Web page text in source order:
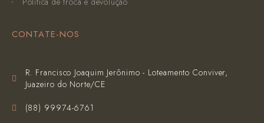
CONTATE-NOS
R. Francisco Joaquim Jerônimo - Loteamento Conviver,
Juazeiro do Norte/CE
(‪88) 99974-6761‬